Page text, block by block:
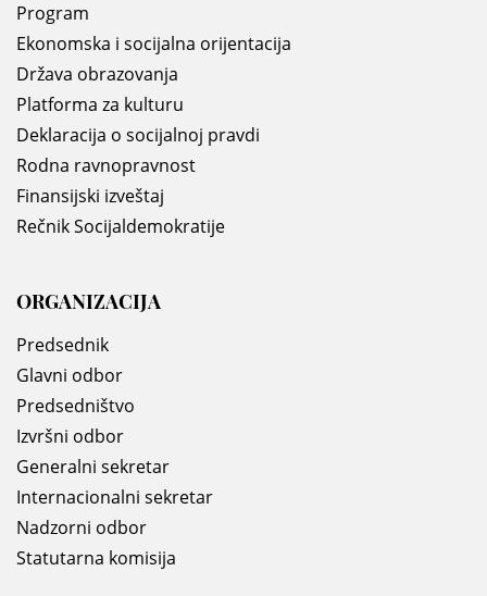
Program
Ekonomska i socijalna orijentacija
Država obrazovanja
Platforma za kulturu
Deklaracija o socijalnoj pravdi
Rodna ravnopravnost
Finansijski izveštaj
Rečnik Socijaldemokratije
ORGANIZACIJA
Predsednik
Glavni odbor
Predsedništvo
Izvršni odbor
Generalni sekretar
Internacionalni sekretar
Nadzorni odbor
Statutarna komisija